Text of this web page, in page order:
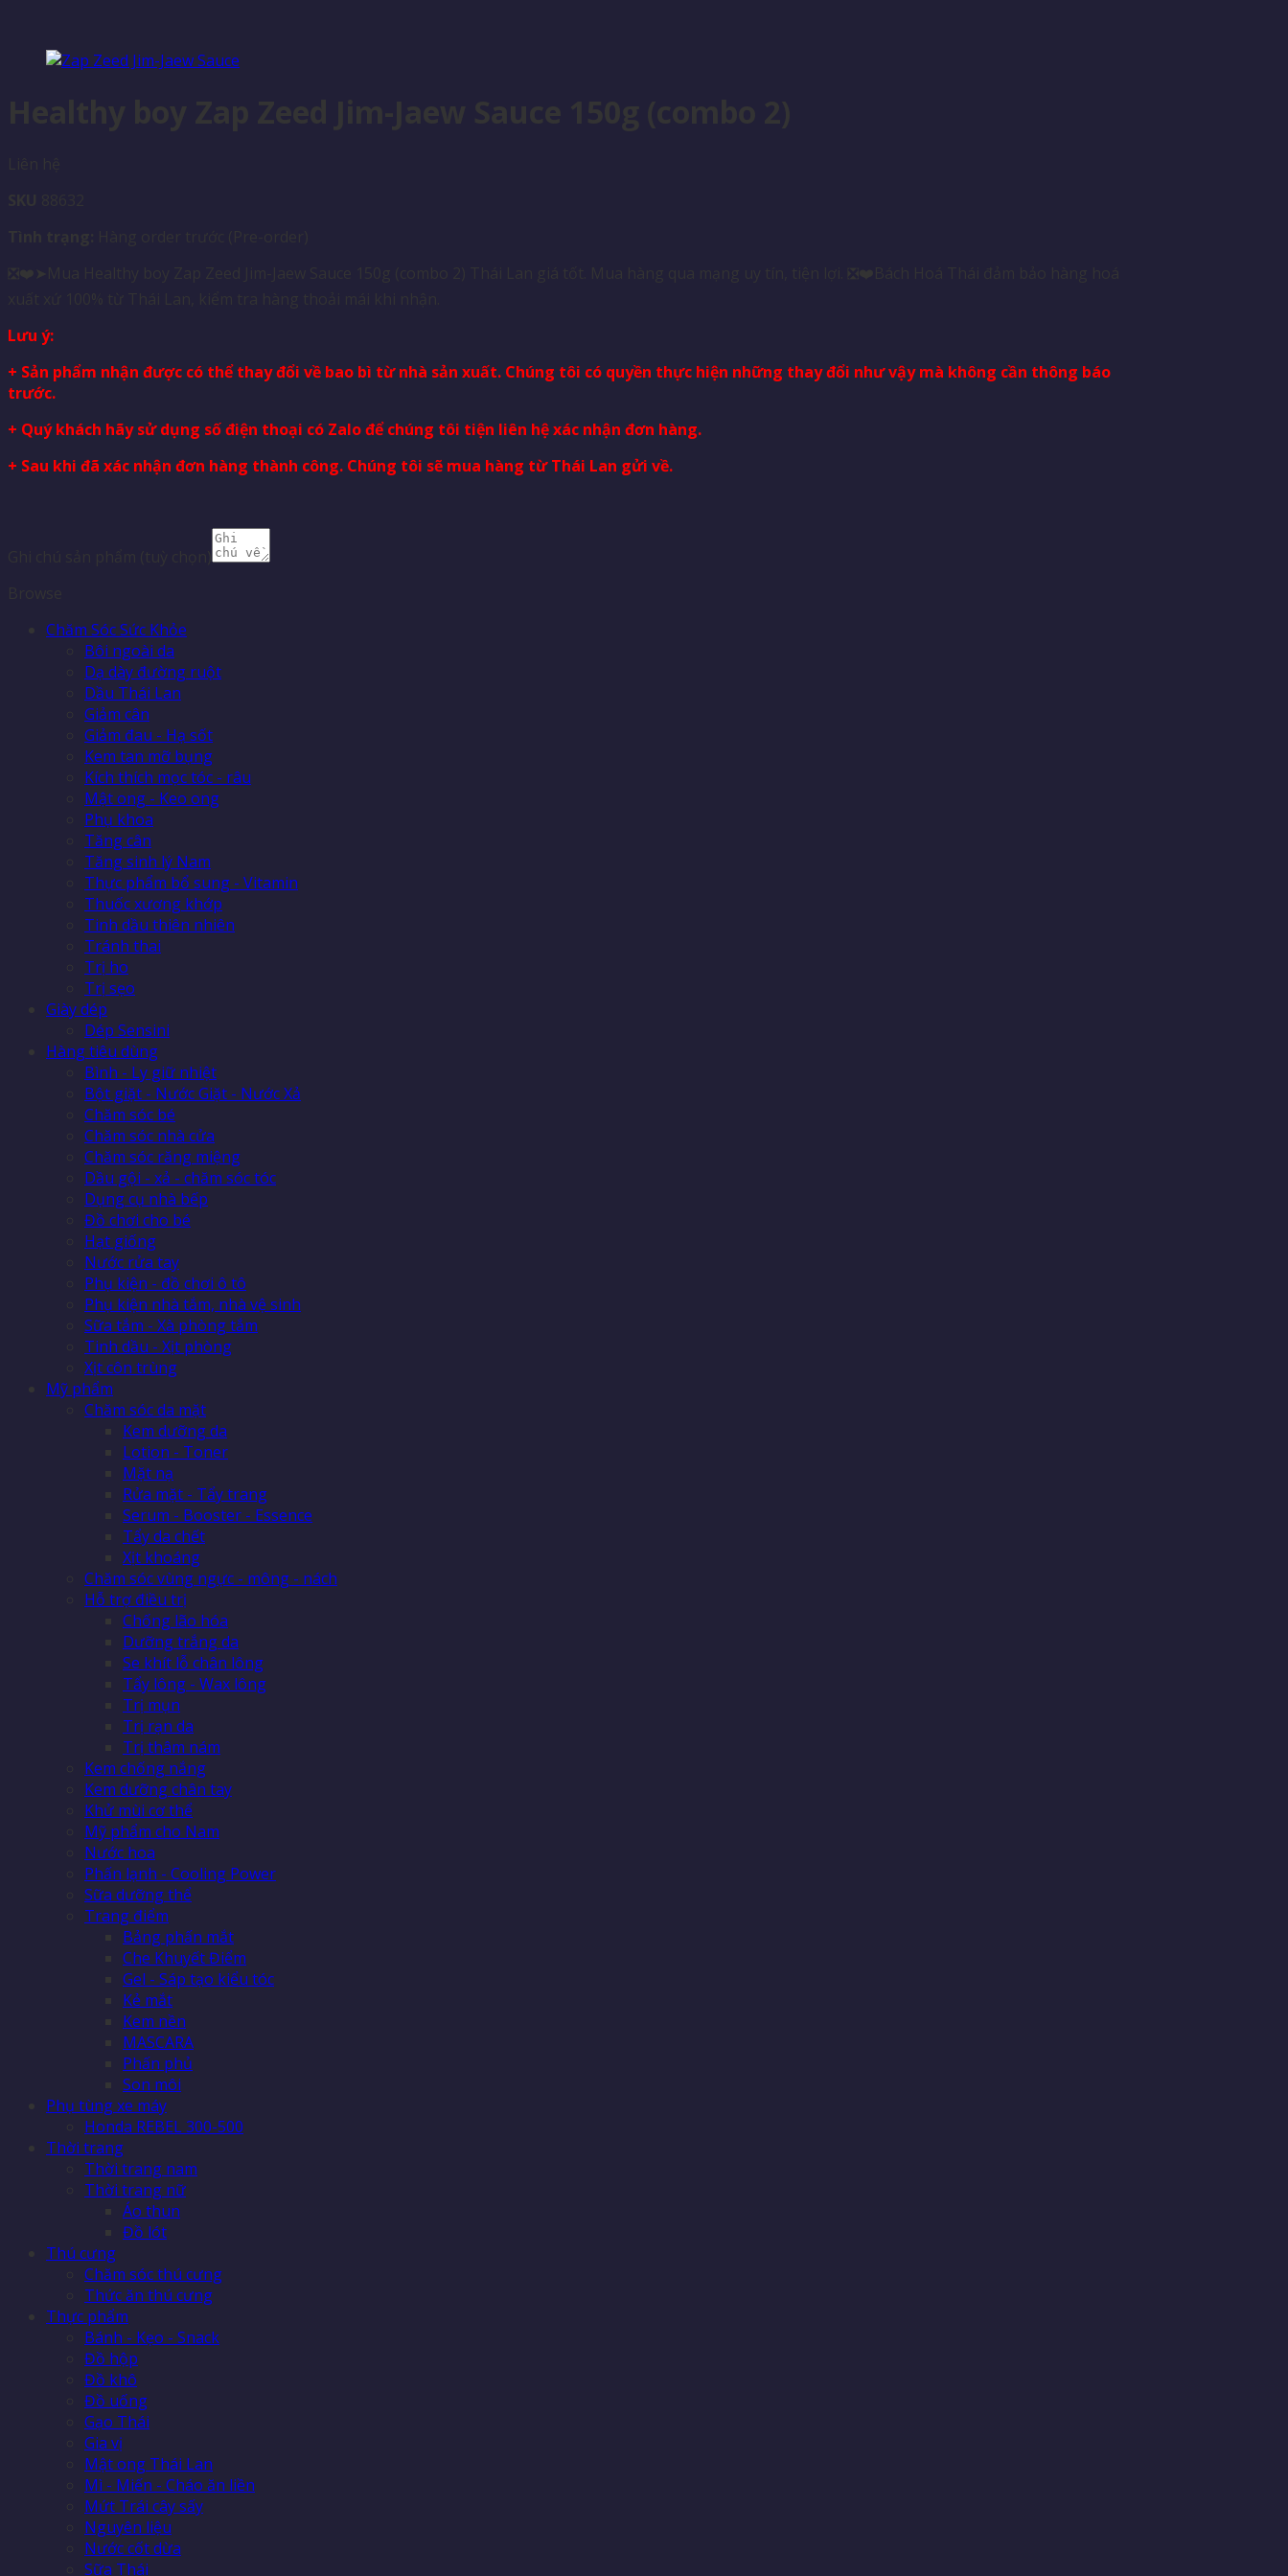
Lưu ý:
+ Sản phẩm nhận được có thể thay đổi về bao bì từ nhà sản xuất. Chúng tôi có quyền thực hiện những thay đổi như vậy mà không cần thông báo
trước.
+ Quý khách hãy sử dụng số điện thoại có Zalo để chúng tôi tiện liên hệ xác nhận đơn hàng.
+ Sau khi đã xác nhận đơn hàng thành công. Chúng tôi sẽ mua hàng từ Thái Lan gửi về.
Chăm Sóc Sức Khỏe
Bôi ngoài da
Dạ dày đường ruột
Dầu Thái Lan
Giảm cân
Giảm đau - Hạ sốt
Kem tan mỡ bụng
Kích thích mọc tóc - râu
Mật ong - Keo ong
Phụ khoa
Tăng cân
Tăng sinh lý Nam
Thực phẩm bổ sung - Vitamin
Thuốc xương khớp
Tinh dầu thiên nhiên
Tránh thai
Trị ho
Trị sẹo
Giày dép
Dép Sensini
Hàng tiêu dùng
Bình - Ly giữ nhiệt
Bột giặt - Nước Giặt - Nước Xả
Chăm sóc bé
Chăm sóc nhà cửa
Chăm sóc răng miệng
Dầu gội - xả - chăm sóc tóc
Dụng cụ nhà bếp
Đồ chơi cho bé
Hạt giống
Nước rửa tay
Phụ kiện - đồ chơi ô tô
Phụ kiện nhà tắm, nhà vệ sinh
Sữa tắm - Xà phòng tắm
Tinh dầu - Xịt phòng
Xịt côn trùng
Mỹ phẩm
Chăm sóc da mặt
Kem dưỡng da
Lotion - Toner
Mặt nạ
Rửa mặt - Tẩy trang
Serum - Booster - Essence
Tẩy da chết
Xịt khoáng
Chăm sóc vùng ngực - mông - nách
Hỗ trợ điều trị
Chống lão hóa
Dưỡng trắng da
Se khít lỗ chân lông
Tẩy lông - Wax lông
Trị mụn
Trị rạn da
Trị thâm nám
Kem chống nắng
Kem dưỡng chân tay
Khử mùi cơ thể
Mỹ phẩm cho Nam
Nước hoa
Phấn lạnh - Cooling Power
Sữa dưỡng thể
Trang điểm
Bảng phấn mắt
Che Khuyết Điểm
Gel - Sáp tạo kiểu tóc
Kẻ mắt
Kem nền
MASCARA
Phấn phủ
Son môi
Phụ tùng xe máy
Honda REBEL 300-500
Thời trang
Thời trang nam
Thời trang nữ
Áo thun
Đồ lót
Thú cưng
Chăm sóc thú cưng
Thức ăn thú cưng
Thực phẩm
Bánh - Kẹo - Snack
Đồ hộp
Đồ khô
Đồ uống
Gạo Thái
Gia vị
Mật ong Thái Lan
Mì - Miến - Cháo ăn liền
Mứt Trái cây sấy
Nguyên liệu
Nước cốt dừa
Sữa Thái